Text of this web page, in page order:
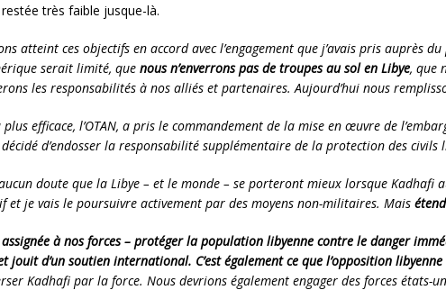
très faible jusque-là.
atteint ces objectifs en accord avec l’engagement que j’avais pris auprès
serait limité, que nous n’enverrons pas de troupes au sol en Libye, que
les responsabilités à nos alliés et partenaires. Aujourd’hui nous
efficace, l’OTAN, a pris le commandement de la mise en œuvre de
décidé d’endosser la responsabilité supplémentaire de la protection des civils
doute que la Libye – et le monde – se porteront mieux lorsque
et je vais le poursuivre activement par des moyens non-militaires. Mais
assignée à nos forces – protéger la population libyenne contre le danger
jouit d’un soutien international. C’est également ce que l’opposition
Kadhafi par la force. Nous devrions également engager des forces